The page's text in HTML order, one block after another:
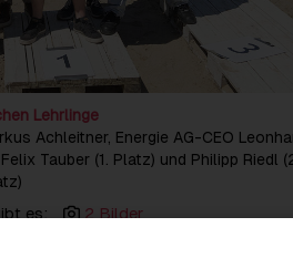
Lehrlinge
Achleitner, Energie AG-CEO
Tauber (1. Platz) und Philipp Riedl
es: 2 Bilder
morgen beim diesjährigen